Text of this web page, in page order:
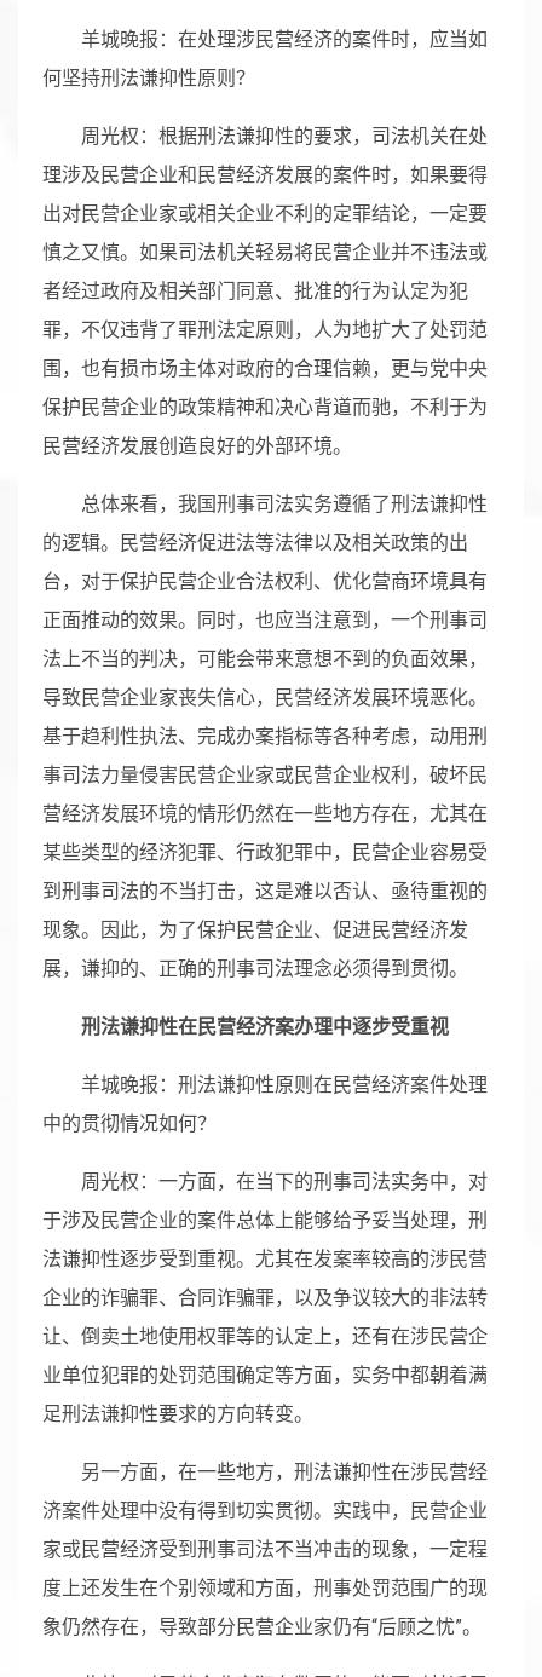
羊城晚报：在处理涉民营经济的案件时，应当如
何坚持刑法谦抑性原则？
周光权：根据刑法谦抑性的要求，司法机关在处
理涉及民营企业和民营经济发展的案件时，如果要得
出对民营企业家或相关企业不利的定罪结论，一定要
慎之又慎。如果司法机关轻易将民营企业并不违法或
者经过政府及相关部门同意、批准的行为认定为犯
罪，不仅违背了罪刑法定原则，人为地扩大了处罚范
围，也有损市场主体对政府的合理信赖，更与党中央
保护民营企业的政策精神和决心背道而驰，不利于为
民营经济发展创造良好的外部环境。
总体来看，我国刑事司法实务遵循了刑法谦抑性
的逻辑。民营经济促进法等法律以及相关政策的出
台，对于保护民营企业合法权利、优化营商环境具有
正面推动的效果。同时，也应当注意到，一个刑事司
法上不当的判决，可能会带来意想不到的负面效果，
导致民营企业家丧失信心，民营经济发展环境恶化。
基于趋利性执法、完成办案指标等各种考虑，动用刑
事司法力量侵害民营企业家或民营企业权利，破坏民
营经济发展环境的情形仍然在一些地方存在，尤其在
某些类型的经济犯罪、行政犯罪中，民营企业容易受
到刑事司法的不当打击，这是难以否认、亟待重视的
现象。因此，为了保护民营企业、促进民营经济发
展，谦抑的、正确的刑事司法理念必须得到贯彻。
刑法谦抑性在民营经济案办理中逐步受重视
羊城晚报：刑法谦抑性原则在民营经济案件处理
中的贯彻情况如何？
周光权：一方面，在当下的刑事司法实务中，对
于涉及民营企业的案件总体上能够给予妥当处理，刑
法谦抑性逐步受到重视。尤其在发案率较高的涉民营
企业的诈骗罪、合同诈骗罪，以及争议较大的非法转
让、倒卖土地使用权罪等的认定上，还有在涉民营企
业单位犯罪的处罚范围确定等方面，实务中都朝着满
足刑法谦抑性要求的方向转变。
另一方面，在一些地方，刑法谦抑性在涉民营经
济案件处理中没有得到切实贯彻。实践中，民营企业
家或民营经济受到刑事司法不当冲击的现象，一定程
度上还发生在个别领域和方面，刑事处罚范围广的现
象仍然存在，导致部分民营企业家仍有“后顾之忧”。